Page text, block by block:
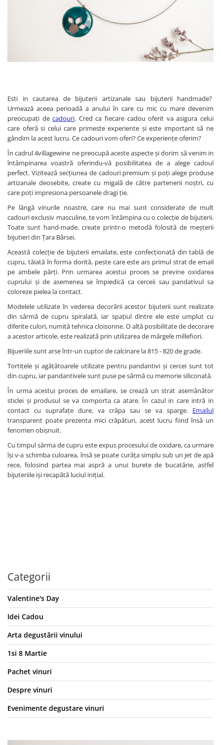
Vinuri din Ungaria
Castell del Remei
Sortare dupa soiul de vita de vie
Riesling
Pinot blanc
Pinot Noir
Pinot Gris
Muscat
Gewürztraminer
Macabeu
Chardonnay
Sauvignon blanc
Garnacha
Tempranillo
Shiraz
Cabernet
Xarel
Parellada
Esti in cautarea de bijuterii artizanale sau bijuterii handmade?
Urmează aceea perioadă a anului în care cu mic cu mare devenim
preocupați decadouri. Cred ca fiecare cadou oferit va asigura celui
care oferă si celui care primeste experiente și este important să ne
gândim la acest lucru. Ce cadouri vom oferi? Ce experiențe oferim?
În cadrul 4villagewine ne preocupă aceste aspecte și dorim să venim in
întâmpinarea voastră oferindu-vă posibilitatea de a alege cadoul
perfect. Vizitează secțiunea de cadouri premium și poți alege produse
artizanale deosebite, create cu migală de către partenerii noștri, cu
care poți impresiona persoanele dragi ție.
Pe lângă vinurile noastre, care nu mai sunt considerate de mult
cadouri exclusiv masculine, te vom întâmpina cu o colecție de bijuterii.
Toate sunt hand-made, create printr-o metodă folosită de meșterii
bijutieri din Țara Bârsei.
Această colecție de bijuterii emailate, este confecționată din tablă de
cupru, tăiată în forma dorită, peste care este ars primul strat de email
pe ambele părți. Prin urmarea acestui proces se previne oxidarea
cuprului și de asemenea se împiedică ca cerceii sau pandativul sa
coloreze pielea la contact.
Modelele utilizate în vederea decorării acestor bijuterii sunt realizate
din sârmă de cupru spiralată, iar spațiul dintre ele este umplut cu
diferite culori, numită tehnica cloisonne. O altă posibilitate de decorare
a acestor articole, este realizată prin utilizarea de mărgele millefiori.
Bijueriile sunt arse într-un cuptor de calcinare la 815 - 820 de grade.
Tortițele și agățătoarele utilizate pentru pandantivi și cercei sunt tot
din cupru, iar pandantivele sunt puse pe sârmă cu memorie siliconată.
În urma acestui proces de emailare, se crează un strat asemănător
sticlei și produsul se va comporta ca atare. În cazul in care intră in
contact cu suprafațe dure, va crăpa sau se va sparge. Emailul
transparent poate prezenta mici crăpături, acest lucru fiind însă un
fenomen obișnuit.
Cu timpul sârma de cupru este expus procesului de oxidare, ca urmare
își v-a schimba culoarea, însă se poate curăța simplu sub un jet de apă
rece, folosind partea mai aspră a unui burete de bucatărie, astfel
bijuteriile iși recapătă luciul inițial.
Categorii
Valentine's Day
Idei Cadou
Arta degustării vinului
1si 8 Martie
Pachet vinuri
Despre vinuri
Evenimente degustare vinuri